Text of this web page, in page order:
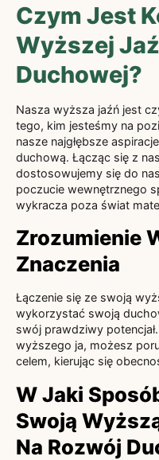
Czym Jest
Wyższej
Duchowej?
Nasza wyższa jaźń jest
tego, kim jesteśmy na
nasze najgłębsze
duchową. Łącząc się z
dostosowujemy się do
poczucie wewnętrznego
wykracza poza świat
Zrozumienie
Znaczenia
Łączenie się ze swoją
wykorzystać swoją
swój prawdziwy
wyższego ja, możesz
celem, kierując się
W Jaki
Swoją
Na Rozwój